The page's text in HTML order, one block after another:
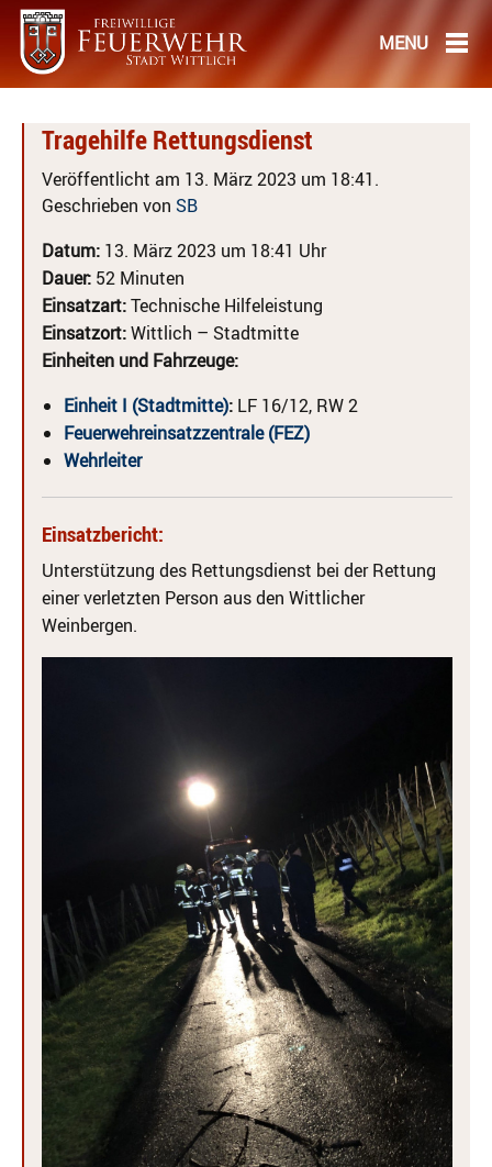
Tragehilfe Rettungsdienst
Veröffentlicht am 13. März 2023 um 18:41.
Geschrieben von SB
Datum: 13. März 2023 um 18:41 Uhr
Dauer: 52 Minuten
Einsatzart:Technische Hilfeleistung
Einsatzort:Wittlich – Stadtmitte
Einheiten und Fahrzeuge:
Einheit I (Stadtmitte): LF 16/12, RW 2
Feuerwehreinsatzzentrale (FEZ)
Wehrleiter
Einsatzbericht:
Unterstützung des Rettungsdienst bei der Rettung
einer verletzten Person aus den Wittlicher
Weinbergen.